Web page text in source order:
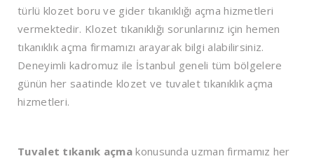
türlü klozet boru ve gider tıkanıklığı açma hizmetleri
vermektedir. Klozet tıkanıklığı sorunlarınız için hemen
tıkanıklık açma firmamızı arayarak bilgi alabilirsiniz.
Deneyimli kadromuz ile İstanbul geneli tüm bölgelere
günün her saatinde klozet ve tuvalet tıkanıklık açma
hizmetleri.
Tuvalet tıkanık açma konusunda uzman firmamız her